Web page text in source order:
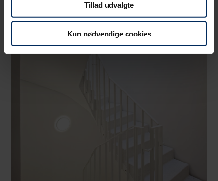
Tillad udvalgte
Kun nødvendige cookies